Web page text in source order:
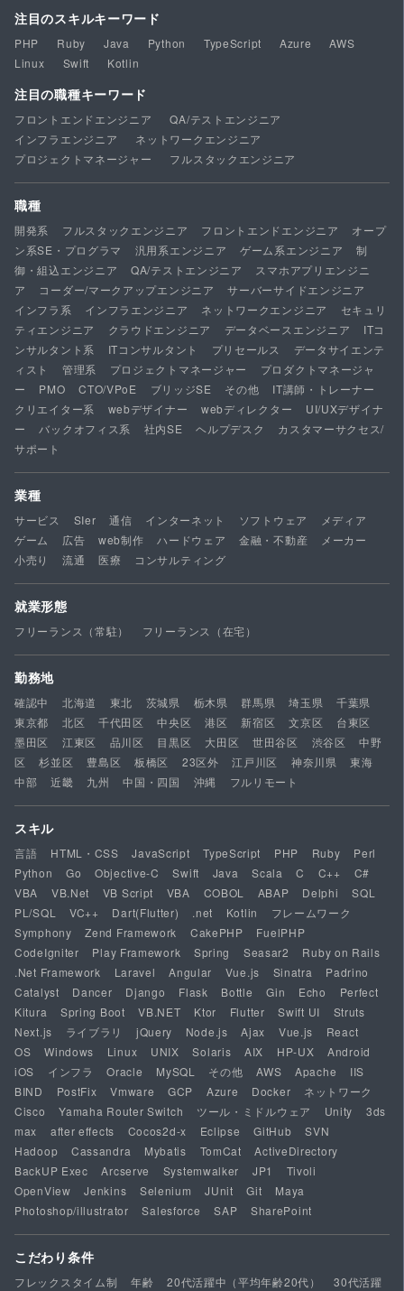
注目のスキルキーワード
PHP Ruby Java Python TypeScript Azure
AWS
Linux
Swift Kotlin
注目の職種キーワード
フロントエンドエンジニア
QA/テストエンジニア
インフラエンジニア
ネットワークエンジニア
プロジェクトマネージャー
フルスタックエンジニア
職種
開発系 フルスタックエンジニア フロントエンドエンジニア
オープ
ン系SE・プログラマ
汎用系エンジニア ゲーム系エンジニア
制
御・組込エンジニア
QA/テストエンジニア
スマホアプリエンジニ
ア
コーダー/マークアップエンジニア
サーバーサイドエンジニア
インフラ系
インフラエンジニア ネットワークエンジニア
セキュリ
ティエンジニア
クラウドエンジニア データベースエンジニア
ITコ
ンサルタント系
ITコンサルタント プリセールス
データサイエンテ
ィスト
管理系 プロジェクトマネージャー
プロダクトマネージャ
ー
PMO CTO/VPoE ブリッジSE その他
IT講師・トレーナー
クリエイター系
webデザイナー webディレクター
UI/UXデザイナ
ー
バックオフィス系 社内SE ヘルプデスク
カスタマーサクセス/
サポート
業種
サービス SIer 通信 インターネット ソフトウェア
メディア
ゲーム
広告 web制作 ハードウェア 金融・不動産
メーカー
小売り
流通 医療 コンサルティング
就業形態
フリーランス（常駐） フリーランス（在宅）
勤務地
確認中 北海道 東北 茨城県 栃木県 群馬県 埼玉県
千葉県
東京都
北区 千代田区 中央区 港区 新宿区 文京区
台東区
墨田区
江東区 品川区 目黒区 大田区 世田谷区 渋谷区
中野
区
杉並区 豊島区 板橋区 23区外 江戸川区 神奈川県
東海
中部
近畿 九州 中国・四国 沖縄 フルリモート
スキル
言語 HTML・CSS JavaScript TypeScript PHP Ruby
Perl
Python
Go Objective-C Swift Java Scala C C++
C#
VBA
VB.Net VB Script VBA COBOL ABAP Delphi
SQL
PL/SQL
VC++ Dart(Flutter) .net Kotlin
フレームワーク
Symphony
Zend Framework CakePHP
FuelPHP
CodeIgniter
Play Framework Spring Seasar2
Ruby on Rails
.Net Framework
Laravel Angular Vue.js Sinatra
Padrino
Catalyst
Dancer Django Flask Bottle Gin Echo
Perfect
Kitura
Spring Boot VB.NET Ktor Flutter Swift UI
Struts
Next.js
ライブラリ jQuery Node.js Ajax Vue.js
React
OS
Windows Linux UNIX Solaris AIX HP-UX
Android
iOS
インフラ Oracle MySQL その他 AWS Apache
IIS
BIND
PostFix Vmware GCP Azure Docker
ネットワーク
Cisco
Yamaha Router Switch ツール・ミドルウェア Unity
3ds
max
after effects Cocos2d-x Eclipse GitHub
SVN
Hadoop
Cassandra Mybatis TomCat
ActiveDirectory
BackUP Exec
Arcserve Systemwalker JP1
Tivoli
OpenView
Jenkins Selenium JUnit Git
Maya
Photoshop/illustrator
Salesforce SAP SharePoint
こだわり条件
フレックスタイム制 年齢 20代活躍中（平均年齢20代） 30代活躍